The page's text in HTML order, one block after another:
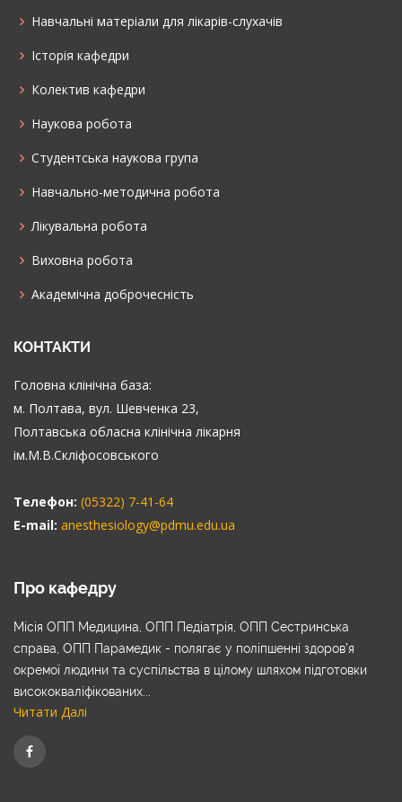
Навчальні матеріали для лікарів-слухачів
Історія кафедри
Колектив кафедри
Наукова робота
Cтудентська наукова група
Навчально-методична робота
Лікувальна робота
Виховна робота
Академічна доброчесність
КОНТАКТИ
Головна клінічна база:
м. Полтава, вул. Шевченка 23,
Полтавська обласна клінічна лікарня
ім.М.В.Скліфосовського
Телефон: (05322) 7-41-64
E-mail: anesthesiology@pdmu.edu.ua
Про кафедру
Місія ОПП Медицина, ОПП Педіатрія, ОПП Сестринська
справа, ОПП Парамедик - полягає у поліпшенні здоров’я
окремої людини та суспільства в цілому шляхом підготовки
висококваліфікованих...
Читати Далі